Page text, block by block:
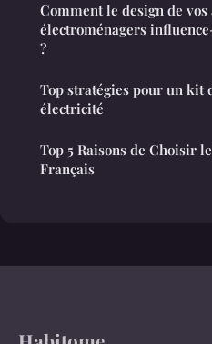
Comment le design de
électroménagers
?
Top stratégies pour un kit
électricité
Top 5 Raisons de Choisir
Français